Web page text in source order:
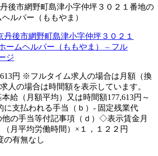
後市網野町島津小字仲坪３０２１番地の
ルパー（ももやま）
円 ※フルタイム求人の場合は月額（換
人の場合は時間額を表示しています。
給（月額平均）又は時間額177,613円～
に支払われる手当（ｂ）- 固定残業代
他の手当等付記事項（ｄ）◇表示賃金月
月平均労働時間）×１，１２２円
有無なし